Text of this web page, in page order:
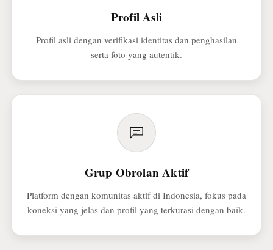
Profil Asli
Profil asli dengan verifikasi identitas dan penghasilan
serta foto yang autentik.
Grup Obrolan Aktif
Platform dengan komunitas aktif di Indonesia, fokus pada
koneksi yang jelas dan profil yang terkurasi dengan baik.